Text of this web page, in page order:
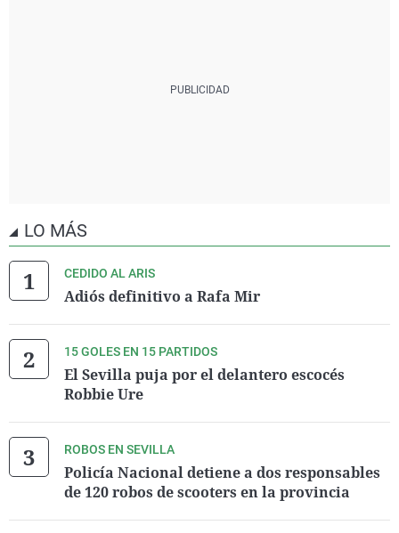
LO MÁS
CEDIDO AL ARIS
Adiós definitivo a Rafa Mir
15 GOLES EN 15 PARTIDOS
El Sevilla puja por el delantero escocés
Robbie Ure
ROBOS EN SEVILLA
Policía Nacional detiene a dos responsables
de 120 robos de scooters en la provincia